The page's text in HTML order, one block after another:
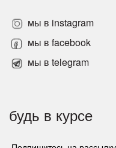
мы в instagram
мы в facebook
мы в telegram
будь в курсе